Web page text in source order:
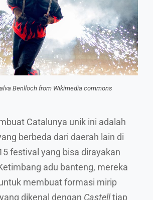
Benlloch from Wikimedia commons
Catalunya unik ini adalah
berbeda dari daerah lain di
festival yang bisa dirayakan
adu banteng, mereka
membuat formasi mirip
dikenal dengan Castelltiap